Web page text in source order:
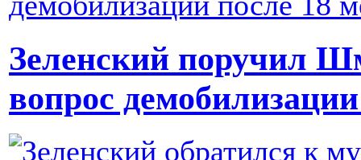
Зеленский поручил
вопрос